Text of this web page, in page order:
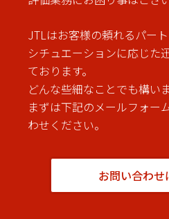
JTLはお客様の頼れるパート
シチュエーションに応じた
ております。
どんな些細なことでも構い
まずは下記のメールフォー
わせください。
お問い合わせ